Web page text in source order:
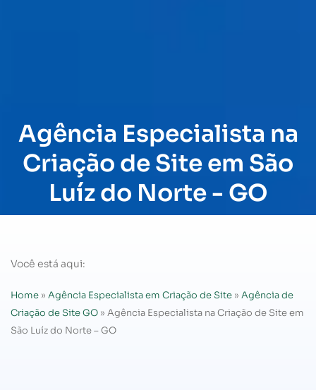
Agência Especialista na
Criação de Site em São
Luíz do Norte - GO
Você está aqui:
Home » Agência Especialista em Criação de Site » Agência de
Criação de Site GO » Agência Especialista na Criação de Site em
São Luíz do Norte – GO